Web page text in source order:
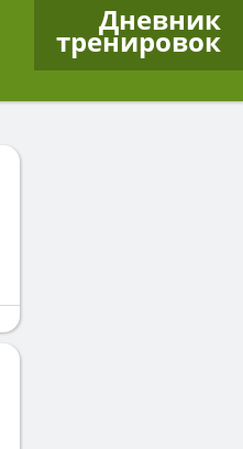
Дневник
тренировок